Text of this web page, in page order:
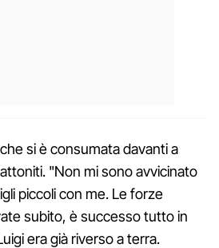
si è consumata davanti a
"Non mi sono avvicinato
piccoli con me. Le forze
subito, è successo tutto in
era già riverso a terra.